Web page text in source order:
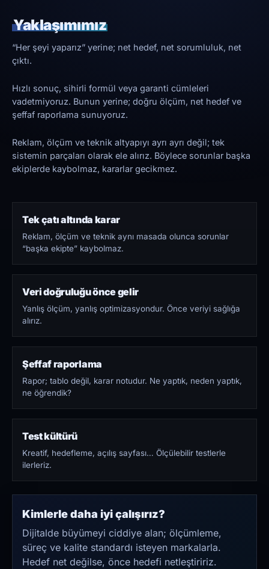
Yaklaşımımız
“Her şeyi yaparız” yerine; net hedef, net sorumluluk, net
çıktı.
Hızlı sonuç, sihirli formül veya garanti cümleleri
vadetmiyoruz. Bunun yerine; doğru ölçüm, net hedef ve
şeffaf raporlama sunuyoruz.
Reklam, ölçüm ve teknik altyapıyı ayrı ayrı değil; tek
sistemin parçaları olarak ele alırız. Böylece sorunlar başka
ekiplerde kaybolmaz, kararlar gecikmez.
Tek çatı altında karar
Reklam, ölçüm ve teknik aynı masada olunca sorunlar
“başka ekipte” kaybolmaz.
Veri doğruluğu önce gelir
Yanlış ölçüm, yanlış optimizasyondur. Önce veriyi sağlığa
alırız.
Şeffaf raporlama
Rapor; tablo değil, karar notudur. Ne yaptık, neden yaptık,
ne öğrendik?
Test kültürü
Kreatif, hedefleme, açılış sayfası… Ölçülebilir testlerle
ilerleriz.
Kimlerle daha iyi çalışırız?
Dijitalde büyümeyi ciddiye alan; ölçümleme,
süreç ve kalite standardı isteyen markalarla.
Hedef net değilse, önce hedefi netleştiririz.